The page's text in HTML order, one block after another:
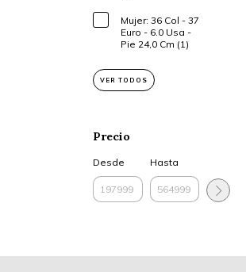
Mujer: 36 Col - 37
Euro - 6.0 Usa -
Pie 24,0 Cm (1)
VER TODOS
Precio
Desde Hasta